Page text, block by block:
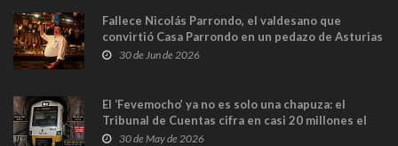
Fallece Nicolás Parrondo, el valdesano que
convirtió Casa Parrondo en un pedazo de Asturias
en Madrid
30 de Jun de 2026
El ‘Fevemocho’ ya no es solo una chapuza: el
Tribunal de Cuentas cifra en casi 20 millones el
sobrecoste de los trenes que no cabían por los
30 de May de 2026